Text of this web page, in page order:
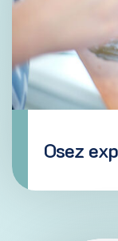
Osez
Les
aspirations de
de